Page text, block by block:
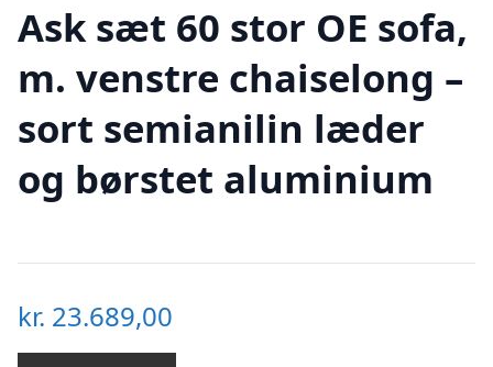
Ask sæt 60 stor OE sofa,
m. venstre chaiselong –
sort semianilin læder
og børstet aluminium
kr. 23.689,00